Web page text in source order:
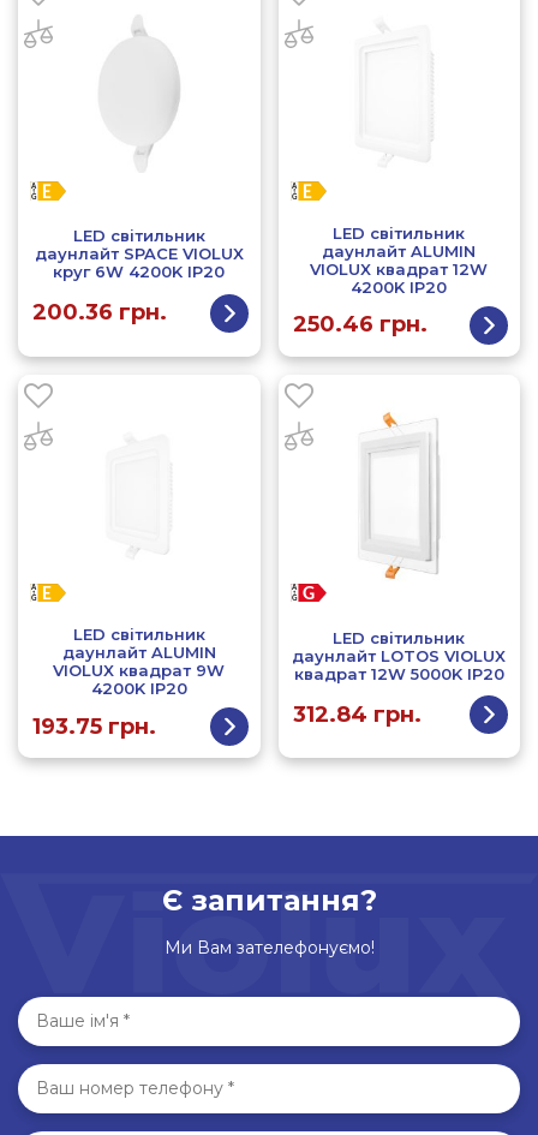
LED світильник
даунлайт SPACE VIOLUX
круг 6W 4200K IP20
200.36 грн.
LED світильник
даунлайт ALUMIN
VIOLUX квадрат 12W
4200K IP20
250.46 грн.
LED світильник
даунлайт ALUMIN
VIOLUX квадрат 9W
4200K IP20
193.75 грн.
LED світильник
даунлайт LOTOS VIOLUX
квадрат 12W 5000K IP20
312.84 грн.
Є запитання?
Ми Вам зателефонуємо!